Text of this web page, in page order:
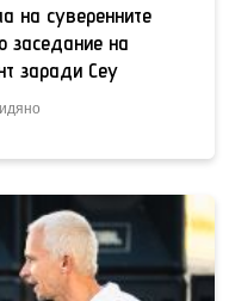
на суверенните
заседание на
заради Сеу